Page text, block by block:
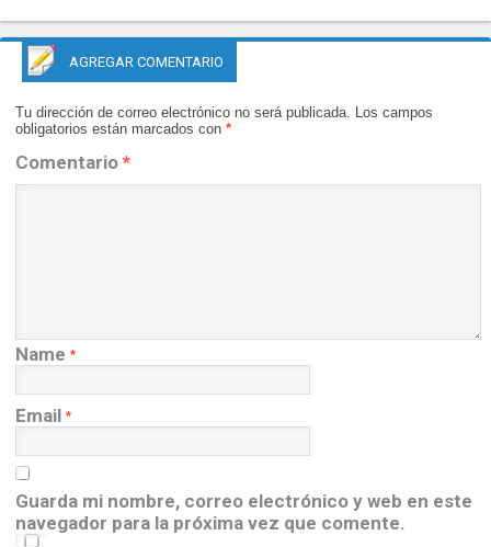
AGREGAR COMENTARIO
Tu dirección de correo electrónico no será publicada. Los campos
obligatorios están marcados con *
Comentario *
Name *
Email *
Guarda mi nombre, correo electrónico y web en este
navegador para la próxima vez que comente.